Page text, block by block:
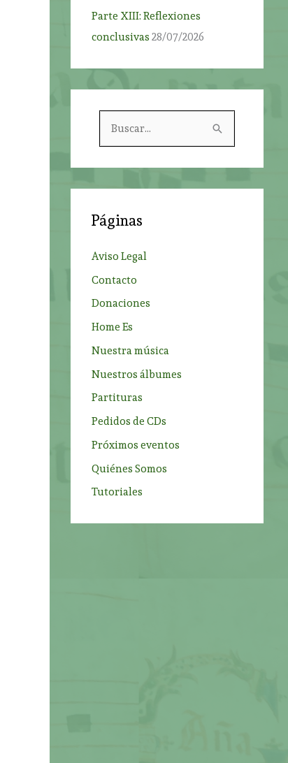
Parte XIII: Reflexiones
conclusivas 28/07/2026
r
:
Páginas
Aviso Legal
Contacto
Donaciones
Home Es
Nuestra música
Nuestros álbumes
Partituras
Pedidos de CDs
Próximos eventos
Quiénes Somos
Tutoriales